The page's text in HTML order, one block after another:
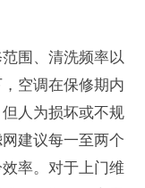
围、清洗频率以
空调在保修期内
人为损坏或不规
建议每一至两个
率。对于上门维